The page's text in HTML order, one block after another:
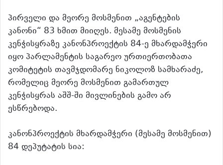
პირველი და მეორე მოსმენით „აგენტების
კანონი“ 83 ხმით მიიღეს. მესამე მოსმენის
კენჭისყრაზე კანონპროექტის 84-ე მხარდამჭერი
იყო პარლამენტის საგარეო ურთიერთობათა
კომიტეტის თავმჯდომარე ნიკოლოზ სამხარაძე,
რომელიც მეორე მოსმენით გამართულ
კენჭისყრას აშშ-ში მივლინების გამო არ
ესწრებოდა.
კანონპროექტის მხარდამჭერი (მესამე მოსმენით)
84 დეპუტატის სია: